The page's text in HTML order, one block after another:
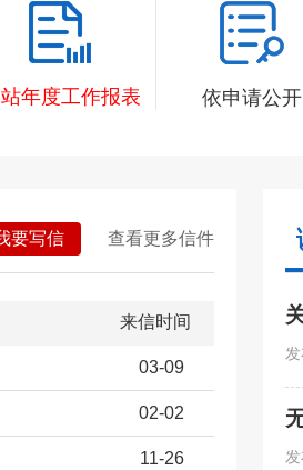
站年度工作报表 依申请公开
要写信 查看更多信件
来信时间
03-09
02-02
11-26
发
发